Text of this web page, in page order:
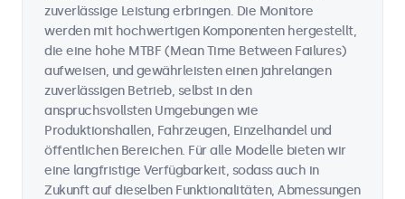
zuverlässige Leistung erbringen. Die Monitore
werden mit hochwertigen Komponenten hergestellt,
die eine hohe MTBF (Mean Time Between Failures)
aufweisen, und gewährleisten einen jahrelangen
zuverlässigen Betrieb, selbst in den
anspruchsvollsten Umgebungen wie
Produktionshallen, Fahrzeugen, Einzelhandel und
öffentlichen Bereichen. Für alle Modelle bieten wir
eine langfristige Verfügbarkeit, sodass auch in
Zukunft auf dieselben Funktionalitäten, Abmessungen